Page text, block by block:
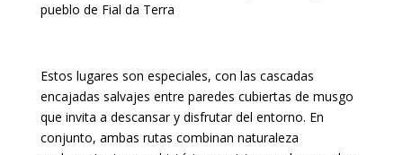
pueblo de Fial da Terra
Estos lugares son especiales, con las cascadas
encajadas salvajes entre paredes cubiertas de musgo
que invita a descansar y disfrutar del entorno. En
conjunto, ambas rutas combinan naturaleza